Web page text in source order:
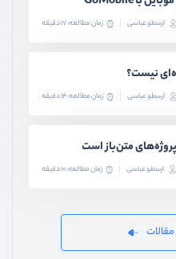
ارسطو عباسی زمان مطالعه: 17 دقیقه
ارسطو عباسی زمان مطالعه: 14 دقیقه
ارسطو عباسی زمان مطالعه: 10 دقیقه